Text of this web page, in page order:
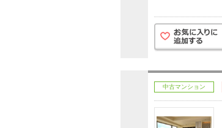
中古マンション